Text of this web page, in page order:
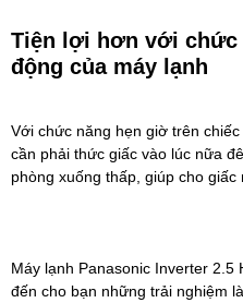
Tiện lợi hơn với chức
động của máy lạnh
Với chức năng hẹn giờ trên
cần phải thức giấc vào lúc nữa
phòng xuống thấp, giúp cho giấc
Máy lạnh Panasonic Inverter 2.5
đến cho bạn những trải nghiệm